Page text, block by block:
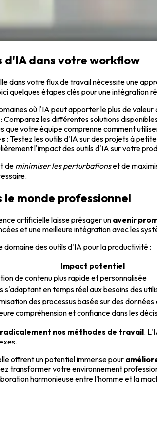
d'IA dans votre workflow
dans votre flux de travail nécessite une
quelques étapes clés pour une intégration
où l'IA peut apporter le plus de valeur
: Comparez les différentes solutions
que votre équipe comprenne comment
: Testez les outils d'IA sur des projets à
l'impact des outils d'IA sur votre
de minimiser les perturbationset de
le monde professionnel
artificielle laisse présager un avenir
et une meilleure intégration avec les
domaine des outils d'IA pour la productivité :
Impact potentiel
de contenu plus rapide et personnalisée
s'adaptant en temps réel aux besoins des
des processus basée sur des données
compréhension et confiance dans les
nos méthodes de travail.
offrent un potentiel immense pour
transformer votre environnement
harmonieuse entre l'homme et la